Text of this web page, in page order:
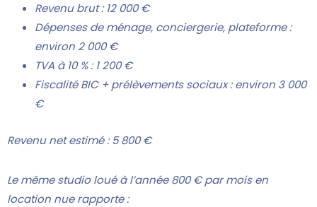
Revenu brut : 12 000 €
Dépenses de ménage, conciergerie, plateforme :
environ 2 000 €
TVA à 10 % : 1 200 €
Fiscalité BIC + prélèvements sociaux : environ 3 000
€
Revenu net estimé : 5 800 €
Le même studio loué à l’année 800 € par mois en
location nue rapporte :